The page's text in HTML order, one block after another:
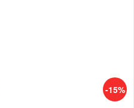
-15%